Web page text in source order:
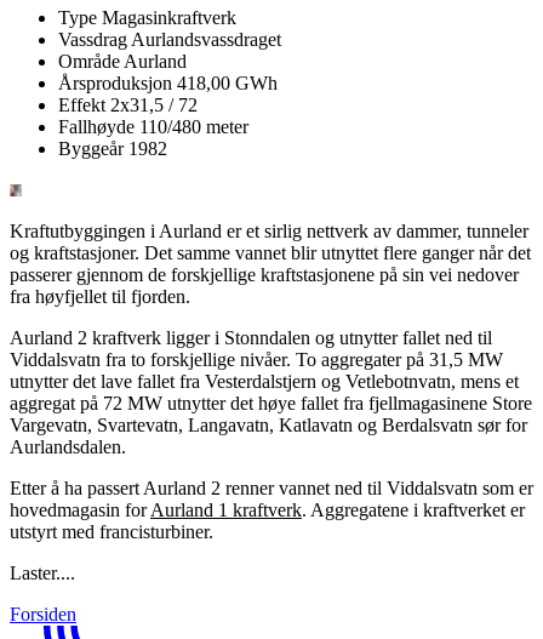
Type Magasinkraftverk
Vassdrag Aurlandsvassdraget
Område Aurland
Årsproduksjon 418,00 GWh
Effekt 2x31,5 / 72
Fallhøyde 110/480 meter
Byggeår 1982
Kraftutbyggingen i Aurland er et sirlig nettverk av dammer, tunneler
og kraftstasjoner. Det samme vannet blir utnyttet flere ganger når det
passerer gjennom de forskjellige kraftstasjonene på sin vei nedover
fra høyfjellet til fjorden.
Aurland 2 kraftverk ligger i Stonndalen og utnytter fallet ned til
Viddalsvatn fra to forskjellige nivåer. To aggregater på 31,5 MW
utnytter det lave fallet fra Vesterdalstjern og Vetlebotnvatn, mens et
aggregat på 72 MW utnytter det høye fallet fra fjellmagasinene Store
Vargevatn, Svartevatn, Langavatn, Katlavatn og Berdalsvatn sør for
Aurlandsdalen.
Etter å ha passert Aurland 2 renner vannet ned til Viddalsvatn som er
hovedmagasin forAurland 1 kraftverk. Aggregatene i kraftverket er
utstyrt med francisturbiner.
Laster....
Forsiden